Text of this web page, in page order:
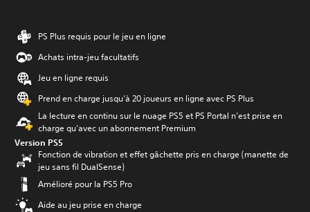
PS Plus requis pour le jeu en ligne
Achats intra-jeu facultatifs
Jeu en ligne requis
Prend en charge jusqu’à 20 joueurs en ligne avec PS Plus
La lecture en continu sur le nuage PS5 et PS Portal n’est prise en
charge qu’avec un abonnement Premium
Version PS5
Fonction de vibration et effet gâchette pris en charge (manette de
jeu sans fil DualSense)
Amélioré pour la PS5 Pro
Aide au jeu prise en charge